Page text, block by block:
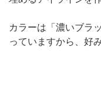
カラーは「濃いブラ
っていますから、好